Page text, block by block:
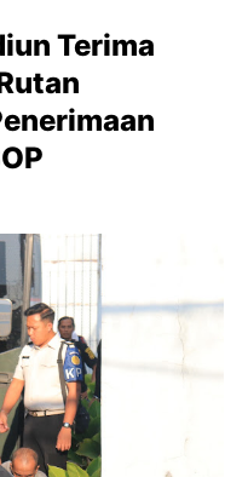
Terima